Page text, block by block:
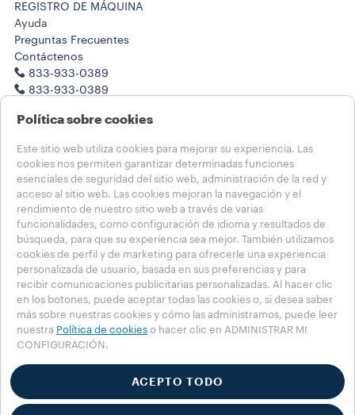
REGISTRO DE MÁQUINA
Ayuda
Preguntas Frecuentes
Contáctenos
833-933-0389
833-933-0389
Notas legales
Condiciones de Venta
Salud, seguridad y medioambiente
Condiciones de Venta de la Suscripción
Transparencia en las Cadenas de Suministro de California
Elija su país
USA - Español
USA - Español
USA - English
OTHER COUNTRIES
Política de privacidad
Política sobre cookies
Configuración de cookies
Política sobre cookies
Este sitio web utiliza cookies para mejorar su experiencia. Las
cookies nos permiten garantizar determinadas funciones
esenciales de seguridad del sitio web, administración de la red y
acceso al sitio web. Las cookies mejoran la navegación y el
rendimiento de nuestro sitio web a través de varias
funcionalidades, como configuración de idioma y resultados de
búsqueda, para que su experiencia sea mejor. También utilizamos
cookies de perfil y de marketing para ofrecerle una experiencia
personalizada de usuario, basada en sus preferencias y para
recibir comunicaciones publicitarias personalizadas. Al hacer clic
en los botones, puede aceptar todas las cookies o, si desea saber
más sobre nuestras cookies y cómo las administramos, puede leer
nuestra Política de cookies o hacer clic en ADMINISTRAR MI
CONFIGURACIÓN.
ACEPTO TODO